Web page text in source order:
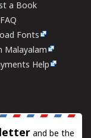
a Book
Fonts
Malayalam
Help
and be the